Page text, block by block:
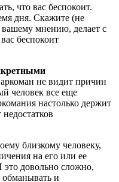
что вас беспокоит.
дня. Скажите (не
вашему мнению, делает с
беспокоит
не видит причин
человек все еще
настолько держит
близкому человеку,
на его или ее
довольно сложно,
обманывать и